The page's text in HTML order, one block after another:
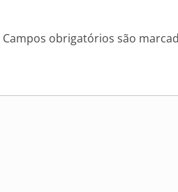
Campos obrigatórios são